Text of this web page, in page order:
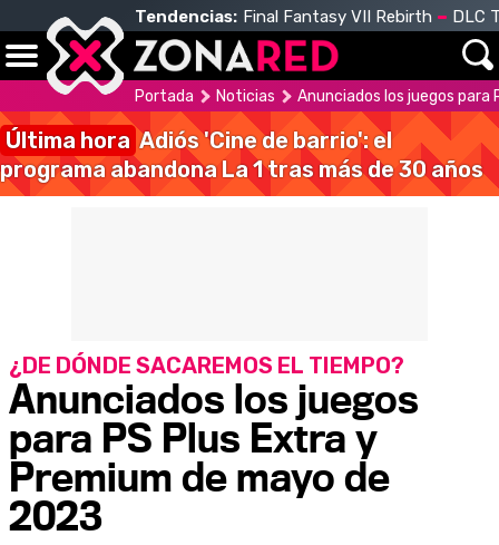
Tendencias: Final Fantasy VII Rebirth DLC
Portada Noticias Anunciados los juegos
Última hora Adiós 'Cine de barrio': el
programa abandona La 1 tras más de 30 años
Anunciados los juegos
para PS Plus Extra y
Premium de mayo de
2023
¿DE DÓNDE SACAREMOS EL TIEMPO?